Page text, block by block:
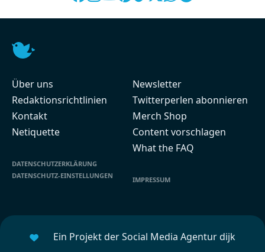
Über uns
Redaktionsrichtlinien
Kontakt
Netiquette
DATENSCHUTZERKLÄRUNG
DATENSCHUTZ-EINSTELLUNGEN
Newsletter
Twitterperlen abonnieren
Merch Shop
Content vorschlagen
What the FAQ
IMPRESSUM
Ein Projekt der Social Media Agentur dijk